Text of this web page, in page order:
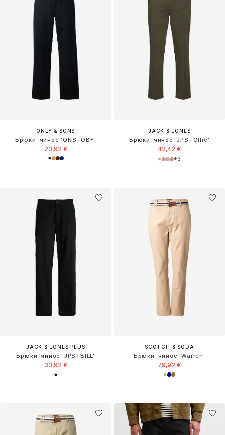
ONLY & SONS
Брюки-чинос 'ONSTOBY'
23,92 €
JACK & JONES
Брюки-чинос 'JPSTOllie'
42,42 €
+3
JACK & JONES PLUS
Брюки-чинос 'JPSTBILL'
33,92 €
SCOTCH & SODA
Брюки-чинос 'Warren'
79,92 €